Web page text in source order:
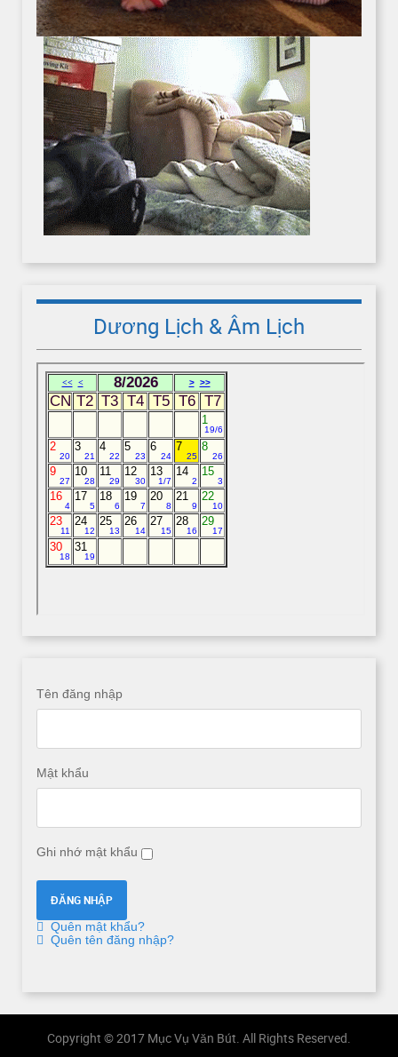
Dương Lịch & Âm Lịch
Tên đăng nhập
Mật khẩu
Ghi nhớ mật khẩu
Quên mật khẩu?
Quên tên đăng nhập?
Copyright © 2017 Mục Vụ Văn Bút. All Rights Reserved.